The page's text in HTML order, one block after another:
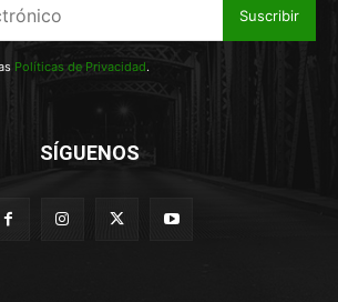
Suscribir
Políticas de Privacidad.
SÍGUENOS